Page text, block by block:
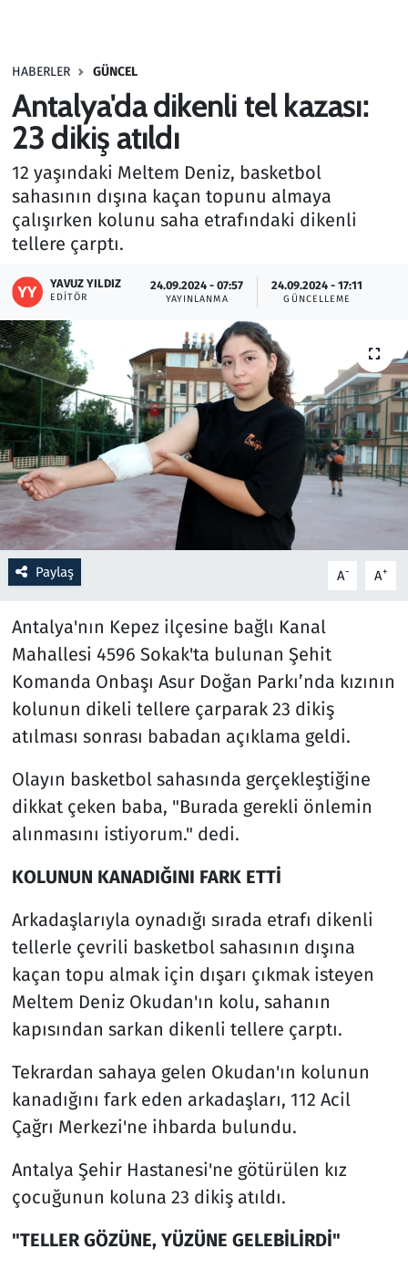
HABERLER GÜNCEL
Antalya'da dikenli tel kazası:
23 dikiş atıldı
12 yaşındaki Meltem Deniz, basketbol
sahasının dışına kaçan topunu almaya
çalışırken kolunu saha etrafındaki dikenli
tellere çarptı.
YAVUZ YILDIZ
EDITÖR
24.09.2024 - 07:57
YAYINLANMA
24.09.2024 - 17:11
GÜNCELLEME
Paylaş A- A+
Antalya'nın Kepez ilçesine bağlı Kanal
Mahallesi 4596 Sokak'ta bulunan Şehit
Komanda Onbaşı Asur Doğan Parkı’nda kızının
kolunun dikeli tellere çarparak 23 dikiş
atılması sonrası babadan açıklama geldi.
Olayın basketbol sahasında gerçekleştiğine
dikkat çeken baba, "Burada gerekli önlemin
alınmasını istiyorum." dedi.
KOLUNUN KANADIĞINI FARK ETTİ
Arkadaşlarıyla oynadığı sırada etrafı dikenli
tellerle çevrili basketbol sahasının dışına
kaçan topu almak için dışarı çıkmak isteyen
Meltem Deniz Okudan'ın kolu, sahanın
kapısından sarkan dikenli tellere çarptı.
Tekrardan sahaya gelen Okudan'ın kolunun
kanadığını fark eden arkadaşları, 112 Acil
Çağrı Merkezi'ne ihbarda bulundu.
Antalya Şehir Hastanesi'ne götürülen kız
çocuğunun koluna 23 dikiş atıldı.
"TELLER GÖZÜNE, YÜZÜNE GELEBİLİRDİ"
Haber
Kültür Sanat
Kurumsal Haberler
Lezzet Durağı
Oyun
Ramazan
Resmi İlanlar
Rüya Tabirleri
Sağlık
Savunma Sanayi
Seçim 2023
Spor
Teknoloji ve Bilim
Televizyon